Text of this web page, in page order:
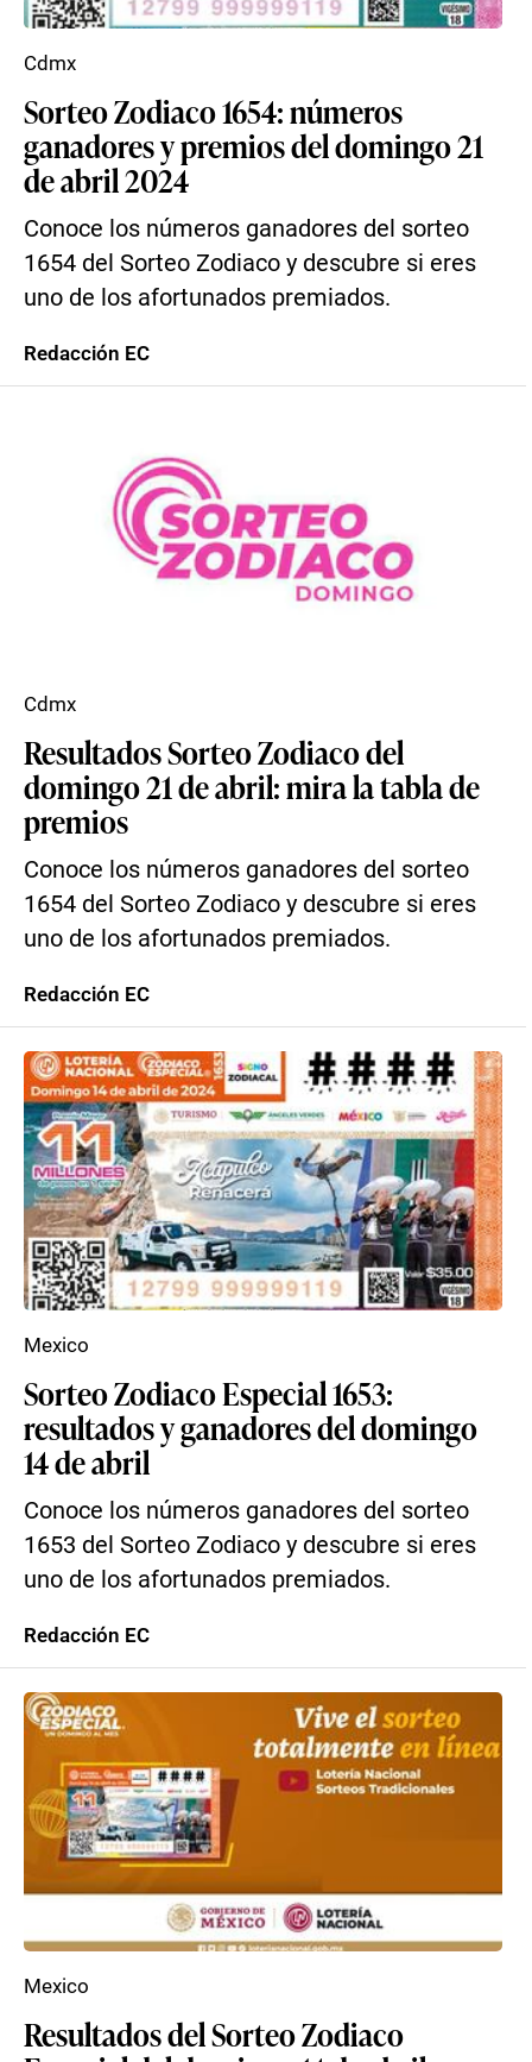
Sorteo Zodiaco 1654: números
ganadores y premios del domingo 21
de abril 2024
Conoce los números ganadores del sorteo
1654 del Sorteo Zodiaco y descubre si eres
uno de los afortunados premiados.
Cdmx
Redacción EC
Resultados Sorteo Zodiaco del
domingo 21 de abril: mira la tabla de
premios
Conoce los números ganadores del sorteo
1654 del Sorteo Zodiaco y descubre si eres
uno de los afortunados premiados.
Cdmx
Redacción EC
Sorteo Zodiaco Especial 1653:
resultados y ganadores del domingo
14 de abril
Conoce los números ganadores del sorteo
1653 del Sorteo Zodiaco y descubre si eres
uno de los afortunados premiados.
Mexico
Redacción EC
Resultados del Sorteo Zodiaco
Mexico